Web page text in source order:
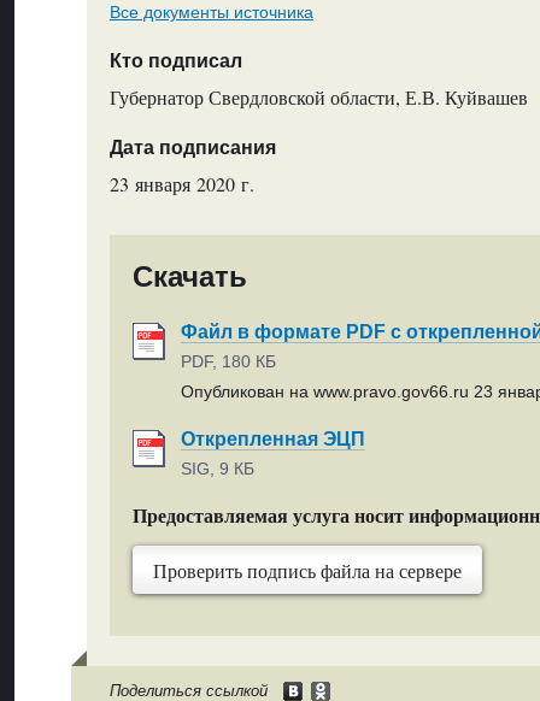
Все документы источника
Кто подписал
Губернатор Свердловской области, Е.В. Куйвашев
Дата подписания
23 января 2020 г.
Скачать
Файл в формате PDF с
PDF, 180 КБ
Опубликован на www.pravo.gov66.ru 23
Открепленная ЭЦП
SIG, 9 КБ
Предоставляемая услуга носит
Проверить подпись файла на сервере
Поделиться ссылкой